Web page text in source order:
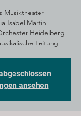
Musiktheater
Isabel Martin
Heidelberg
Leitung
ansehen